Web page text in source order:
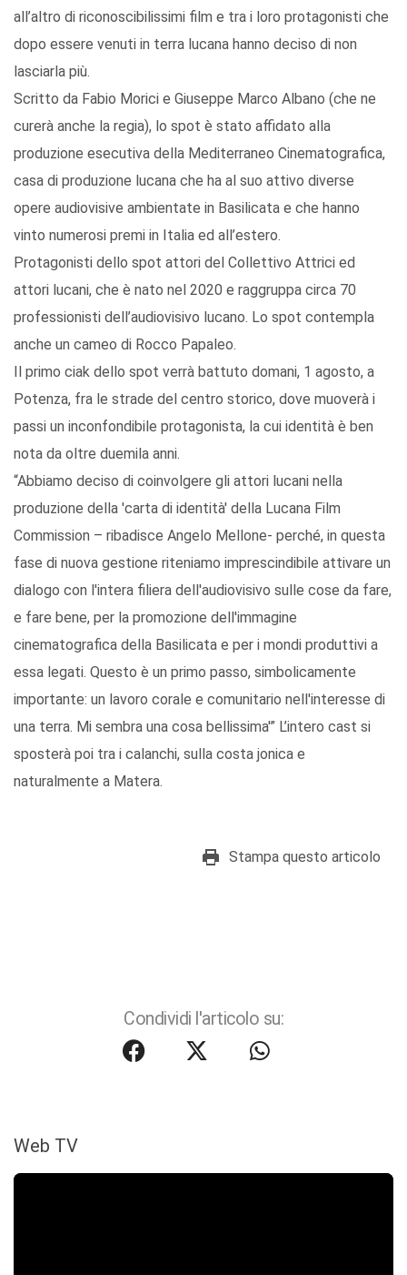
all’altro di riconoscibilissimi film e tra i loro protagonisti che
dopo essere venuti in terra lucana hanno deciso di non
lasciarla più.
Scritto da Fabio Morici e Giuseppe Marco Albano (che ne
curerà anche la regia), lo spot è stato affidato alla
produzione esecutiva della Mediterraneo Cinematografica,
casa di produzione lucana che ha al suo attivo diverse
opere audiovisive ambientate in Basilicata e che hanno
vinto numerosi premi in Italia ed all’estero.
Protagonisti dello spot attori del Collettivo Attrici ed
attori lucani, che è nato nel 2020 e raggruppa circa 70
professionisti dell’audiovisivo lucano. Lo spot contempla
anche un cameo di Rocco Papaleo.
Il primo ciak dello spot verrà battuto domani, 1 agosto, a
Potenza, fra le strade del centro storico, dove muoverà i
passi un inconfondibile protagonista, la cui identità è ben
nota da oltre duemila anni.
“Abbiamo deciso di coinvolgere gli attori lucani nella
produzione della 'carta di identità' della Lucana Film
Commission – ribadisce Angelo Mellone- perché, in questa
fase di nuova gestione riteniamo imprescindibile attivare un
dialogo con l'intera filiera dell'audiovisivo sulle cose da fare,
e fare bene, per la promozione dell'immagine
cinematografica della Basilicata e per i mondi produttivi a
essa legati. Questo è un primo passo, simbolicamente
importante: un lavoro corale e comunitario nell'interesse di
una terra. Mi sembra una cosa bellissima'” L’intero cast si
sposterà poi tra i calanchi, sulla costa jonica e
naturalmente a Matera.
Stampa questo articolo
Condividi l'articolo su:
Web TV